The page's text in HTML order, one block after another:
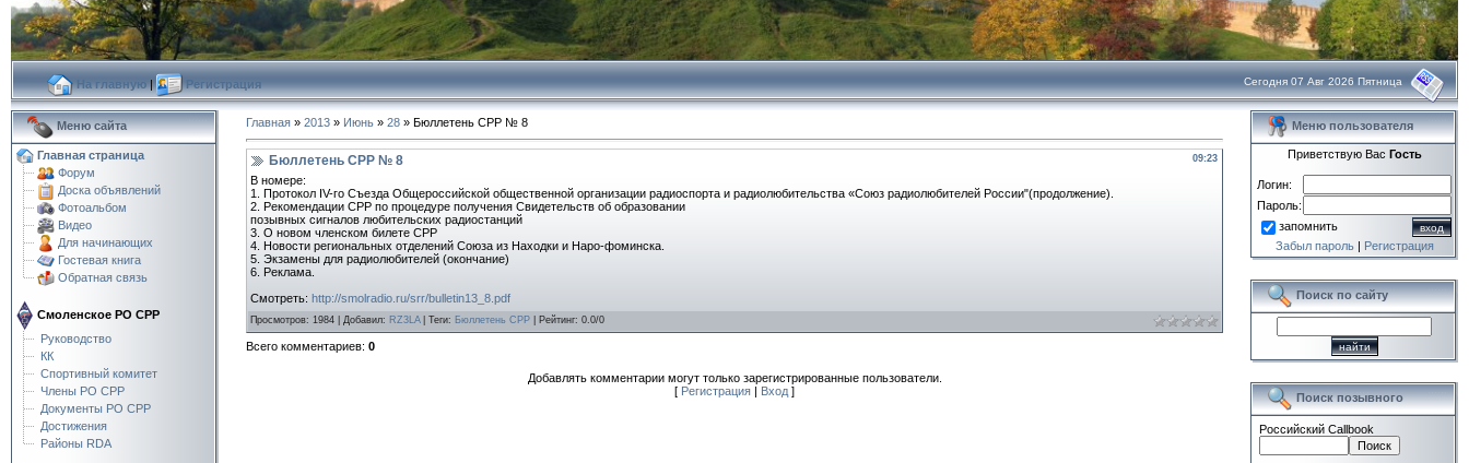
На главную| Регистрация Сегодня 07 Авг 2026 Пятница
Меню сайта
Главная страница
Форум
Доска объявлений
Фотоальбом
Видео
Для начинающих
Гостевая книга
Обратная связь
Смоленское РО СРР
Руководство
КК
Спортивный комитет
Члены РО СРР
Документы РО СРР
Достижения
Районы RDA
Главная » 2013 » Июнь » 28 » Бюллетень СРР № 8
09:23
Бюллетень СРР № 8
В номере:
1. Протокол IV-го Съезда Общероссийской общественной организации радиоспорта и радиолюбительства «Союз радиолюбителей России"(продолжение).
2. Рекомендации СРР по процедуре получения Свидетельств об образовании
позывных сигналов любительских радиостанций
3. О новом членском билете СРР
4. Новости региональных отделений Союза из Находки и Наро-фоминска.
5. Экзамены для радиолюбителей (окончание)
6. Реклама.
Смотреть: http://smolradio.ru/srr/bulletin13_8.pdf
Просмотров: 1984 Добавил: RZ3LA Теги: Бюллетень СРР Рейтинг: 0.0/0
Всего комментариев: 0
Добавлять комментарии могут только зарегистрированные пользователи.
[ Регистрация | Вход ]
Меню пользователя
Приветствую Вас Гость
Логин:
Пароль:
запомнить
Забыл пароль| Регистрация
Поиск по сайту
Поиск позывного
Российский Callbook